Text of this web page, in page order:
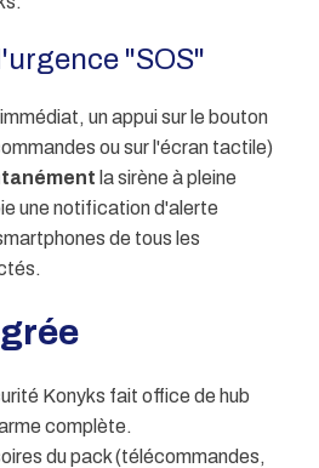
"SOS"
un appui sur le bouton
ou sur l'écran tactile)
la sirène à pleine
une notification d'alerte
de tous les
Konyks fait office de hub
complète.
du pack (télécommandes,